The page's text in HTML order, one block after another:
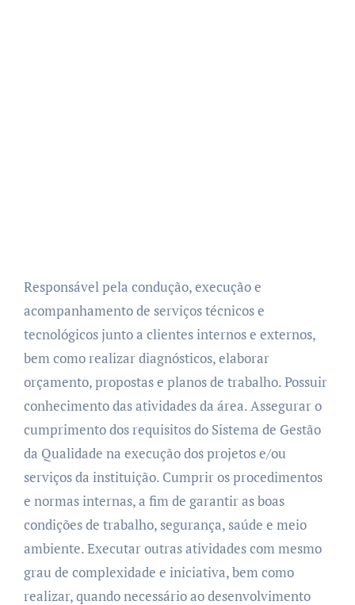
Responsável pela condução, execução e
acompanhamento de serviços técnicos e
tecnológicos junto a clientes internos e externos,
bem como realizar diagnósticos, elaborar
orçamento, propostas e planos de trabalho. Possuir
conhecimento das atividades da área. Assegurar o
cumprimento dos requisitos do Sistema de Gestão
da Qualidade na execução dos projetos e/ou
serviços da instituição. Cumprir os procedimentos
e normas internas, a fim de garantir as boas
condições de trabalho, segurança, saúde e meio
ambiente. Executar outras atividades com mesmo
grau de complexidade e iniciativa, bem como
realizar, quando necessário ao desenvolvimento